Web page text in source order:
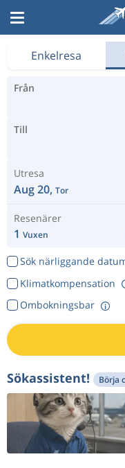
Hitta billiga
Enkelresa
Från
Till
Utresa
Aug 20, Tor
Resenärer
1 Vuxen
Sök närliggande
Klimatkompensation
Ombokningsbar
Sökassistent! Börja